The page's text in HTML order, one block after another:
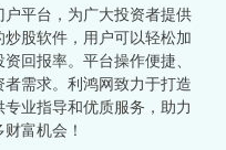
平台，为广大投资者提供
股软件，用户可以轻松加
回报率。平台操作便捷、
需求。利鸿网致力于打造
业指导和优质服务，助力
富机会！